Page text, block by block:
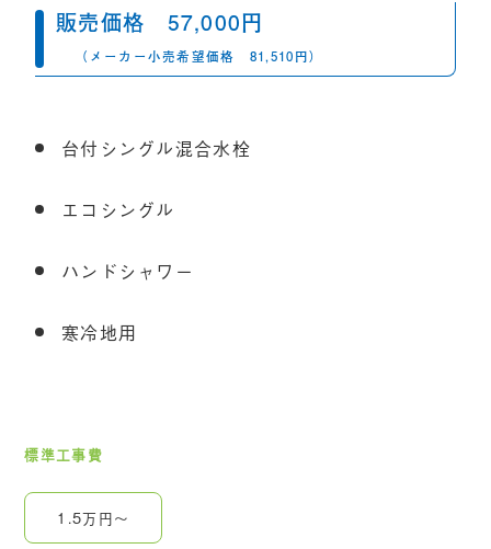
販売価格 57,000円
（メーカー小売希望価格 81,510円）
台付シングル混合水栓
エコシングル
ハンドシャワー
寒冷地用
標準工事費
1.5万円～